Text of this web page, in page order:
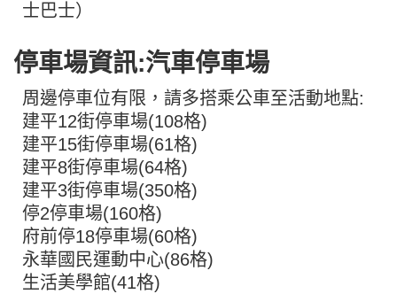
士巴士）
停車場資訊:汽車停車場
周邊停車位有限，請多搭乘公車至活動地點:
建平12街停車場(108格)
建平15街停車場(61格)
建平8街停車場(64格)
建平3街停車場(350格)
停2停車場(160格)
府前停18停車場(60格)
永華國民運動中心(86格)
生活美學館(41格)